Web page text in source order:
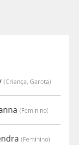
(criança, Garota)
(feminino)
(feminino)